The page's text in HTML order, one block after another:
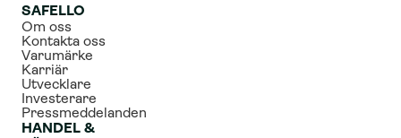
SAFELLO
Om oss
Kontakta oss
Varumärke
Karriär
Utvecklare
Investerare
Pressmeddelanden
HANDEL &